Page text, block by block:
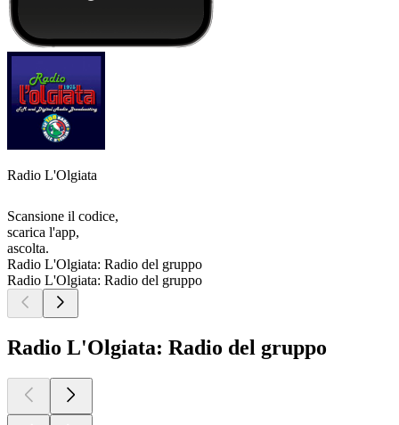
Radio L'Olgiata
Scansione il codice,
scarica l'app,
ascolta.
Radio L'Olgiata: Radio del gruppo
Radio L'Olgiata: Radio del gruppo
Radio L'Olgiata: Radio del gruppo